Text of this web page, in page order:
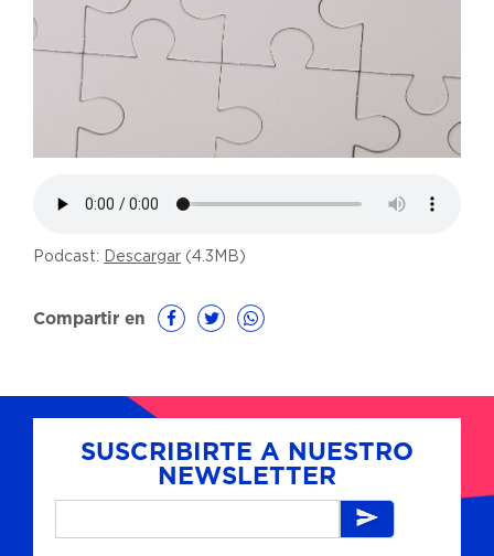
Podcast: Descargar (4.3MB)
Compartir en
SUSCRIBIRTE A NUESTRO
NEWSLETTER